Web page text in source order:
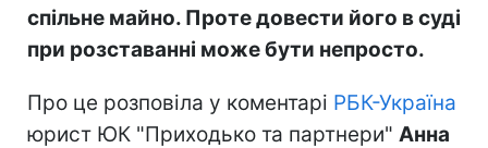
спільне майно. Проте довести його в суді
при розставанні може бути непросто.
Про це розповіла у коментарі РБК-Україна
юрист ЮК "Приходько та партнери" Анна